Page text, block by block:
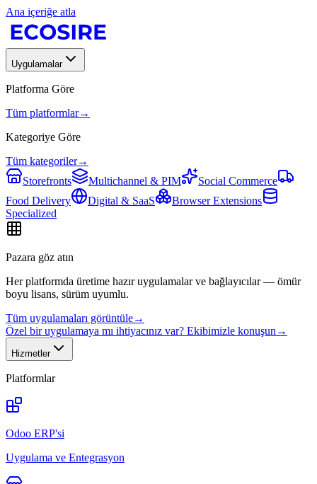
Ana içeriğe atla
Uygulamalar
Platforma Göre
Tüm platformlar→
Kategoriye Göre
Tüm kategoriler→
Storefronts
Multichannel & PIM
Social Commerce
Food Delivery
Digital & SaaS
Browser Extensions
Specialized
Pazara göz atın
Her platformda üretime hazır uygulamalar ve bağlayıcılar — ömür
boyu lisans, sürüm uyumlu.
Tüm uygulamaları görüntüle→
Özel bir uygulamaya mı ihtiyacınız var? Ekibimizle konuşun →
Hizmetler
Platformlar
Odoo ERP'si
Uygulama ve Entegrasyon